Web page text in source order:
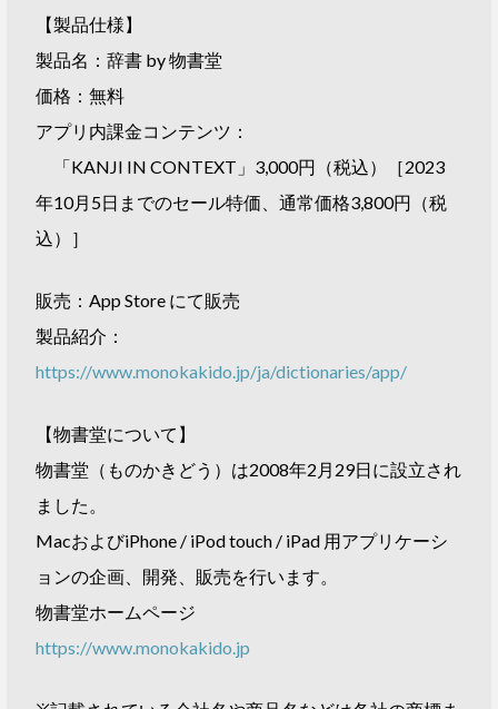
【製品仕様】
製品名：辞書 by 物書堂
価格：無料
アプリ内課金コンテンツ：
「KANJI IN CONTEXT」3,000円（税込）［2023
年10月5日までのセール特価、通常価格3,800円（税
込）］
販売：App Store にて販売
製品紹介：
https://www.monokakido.jp/ja/dictionaries/app/
【物書堂について】
物書堂（ものかきどう）は2008年2月29日に設立され
ました。
MacおよびiPhone / iPod touch / iPad 用アプリケーシ
ョンの企画、開発、販売を行います。
物書堂ホームページ
https://www.monokakido.jp